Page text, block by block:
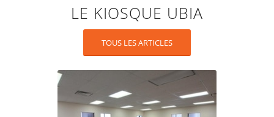
LE KIOSQUE UBIA
TOUS LES ARTICLES